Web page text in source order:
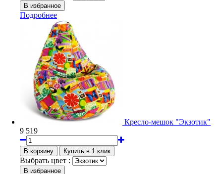
Подробнее
Кресло-мешок "Экзотик"
9 519
Выбрать цвет :